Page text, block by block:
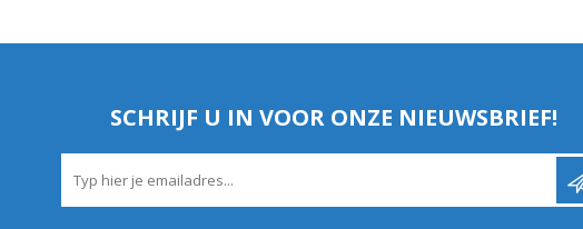
SCHRIJF U IN VOOR ONZE NIEUWSBRIEF!